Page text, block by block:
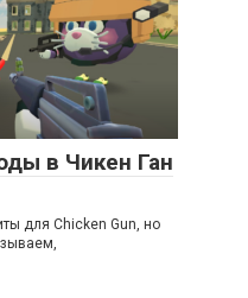
в Чикен Ган
для Chicken Gun, но